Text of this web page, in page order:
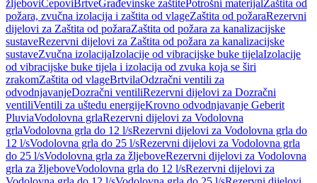
žljeboviČepoviBrtveGrađevinske zaštitePotrošni materijalZaštita od
požara, zvučna izolacija i zaštita od vlageZaštita od požaraRezervni
dijelovi za Zaštita od požaraZaštita od požara za kanalizacijske
sustaveRezervni dijelovi za Zaštita od požara za kanalizacijske
sustaveZvučna izolacijaIzolacije od vibracijske buke tijelaIzolacije
od vibracijske buke tijela i izolacija od zvuka koja se širi
zrakomZaštita od vlageBrtvilaOdzračni ventili za
odvodnjavanjeDozračni ventiliRezervni dijelovi za Dozračni
ventiliVentili za uštedu energijeKrovno odvodnjavanje Geberit
PluviaVodolovna grlaRezervni dijelovi za Vodolovna
grlaVodolovna grla do 12 l/sRezervni dijelovi za Vodolovna grla do
12 l/sVodolovna grla do 25 l/sRezervni dijelovi za Vodolovna grla
do 25 l/sVodolovna grla za žljeboveRezervni dijelovi za Vodolovna
grla za žljeboveVodolovna grla do 12 l/sRezervni dijelovi za